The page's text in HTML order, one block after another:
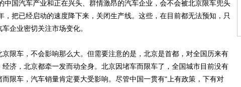
中国汽车产业和正在兴头、群情激昂的汽车企业，会不会被北京限车兜头
，把已经启动的速度降下来，关闭生产线。这些，在目前都无法预知，只
企业密切关注市场变化。
车，不会影响那么大。但需要注意的是，北京是首都，对全国历来有
济，北京都牵一发而动全身。北京因堵车而限车了，全国城市目前没有
限车，汽车销量肯定要大受影响。尽管中国一贯有“上有政策，下有对